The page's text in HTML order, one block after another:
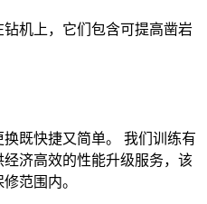
机上，它们包含可提高凿岩
既快捷又简单。 我们训练有
济高效的性能升级服务，该
范围内。